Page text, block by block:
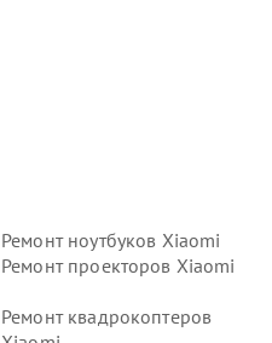
Ремонт ноутбуков Xiaomi
Ремонт проекторов Xiaomi
Ремонт квадрокоптеров